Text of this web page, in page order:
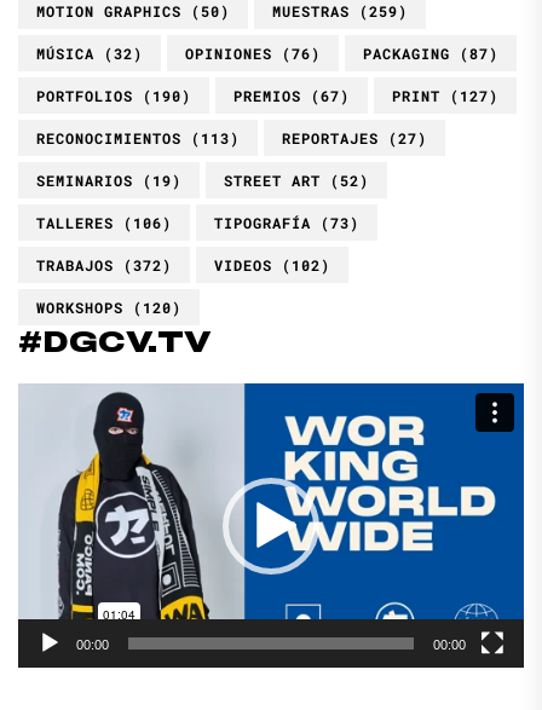
MOTION GRAPHICS (50) MUESTRAS (259)
MÚSICA (32) OPINIONES (76) PACKAGING (87)
PORTFOLIOS (190) PREMIOS (67) PRINT (127)
RECONOCIMIENTOS (113) REPORTAJES (27)
SEMINARIOS (19) STREET ART (52)
TALLERES (106) TIPOGRAFÍA (73)
TRABAJOS (372) VIDEOS (102)
WORKSHOPS (120)
#DGCV.TV
Reproductor
00:00 00:00